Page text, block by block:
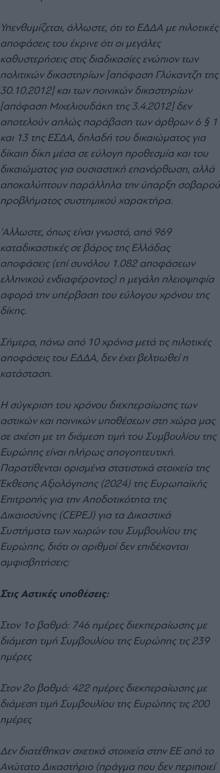
Υπενθυμίζεται, άλλωστε, ότι το ΕΔΔΑ με πιλοτικές
αποφάσεις του έκρινε ότι οι μεγάλες
καθυστερήσεις στις διαδικασίες ενώπιον των
πολιτικών δικαστηρίων [απόφαση Γλύκαντζη της
30.10.2012] και των ποινικών δικαστηρίων
[απόφαση Μιχελιουδάκη της 3.4.2012] δεν
αποτελούν απλώς παράβαση των άρθρων 6 § 1
και 13 της ΕΣΔΑ, δηλαδή του δικαιώματος για
δίκαιη δίκη μέσα σε εύλογη προθεσμία και του
δικαιώματος για ουσιαστική επανόρθωση, αλλά
αποκαλύπτουν παράλληλα την ύπαρξη σοβαρού
προβλήματος συστημικού χαρακτήρα.
'Αλλωστε, όπως είναι γνωστό, από 969
καταδικαστικές σε βάρος της Ελλάδας
αποφάσεις (επί συνόλου 1.082 αποφάσεων
ελληνικού ενδιαφέροντος) η μεγάλη πλειοψηφία
αφορά την υπέρβαση του εύλογου χρόνου της
δίκης.
Σήμερα, πάνω από 10 χρόνια μετά τις πιλοτικές
αποφάσεις του ΕΔΔΑ, δεν έχει βελτιωθεί η
κατάσταση.
Η σύγκριση του χρόνου διεκπεραίωσης των
αστικών και ποινικών υποθέσεων στη χώρα μας
σε σχέση με τη διάμεση τιμή του Συμβουλίου της
Ευρώπης είναι πλήρως απογοητευτική.
Παρατίθενται ορισμένα στατιστικά στοιχεία της
Έκθεσης Αξιολόγησης (2024) της Ευρωπαϊκής
Επιτροπής για την Αποδοτικότητα της
Δικαιοσύνης (CEPEJ) για τα Δικαστικά
Συστήματα των χωρών του Συμβουλίου της
Ευρώπης, διότι οι αριθμοί δεν επιδέχονται
αμφισβητήσεις:
Στις Αστικές υποθέσεις:
Στον 1ο βαθμό: 746 ημέρες διεκπεραίωσης με
διάμεση τιμή Συμβουλίου της Ευρώπης τις 239
ημέρες
Στον 2ο βαθμό: 422 ημέρες διεκπεραίωσης με
διάμεση τιμή Συμβουλίου της Ευρώπης τις 200
ημέρες
Δεν διατέθηκαν σχετικά στοιχεία στην ΕΕ από το
Ανώτατο Δικαστήριο (πράγμα που δεν περιποιεί